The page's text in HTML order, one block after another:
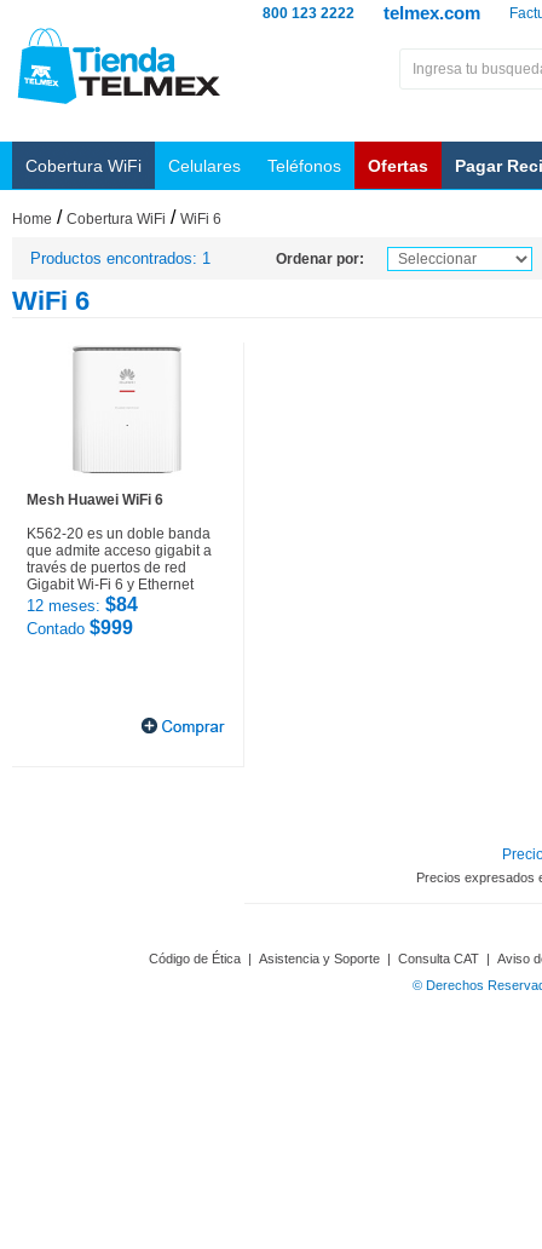
telmex.com
800 123 2222
Cobertura WiFi Celulares Teléfonos Ofertas Pagar
Home / Cobertura WiFi / WiFi 6
Productos encontrados: 1 Ordenar por:
WiFi 6
Mesh Huawei WiFi 6
K562-20 es un doble banda
que admite acceso gigabit a
través de puertos de red
Gigabit Wi-Fi 6 y Ethernet
12 meses: $84
Contado $999
Precios expresados
Código de Ética | Asistencia y Soporte | Consulta CAT | Aviso
© Derechos